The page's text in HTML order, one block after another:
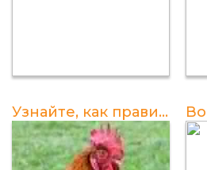
Узнайте, как правильно поступить в случае агрессивного поведения петуха